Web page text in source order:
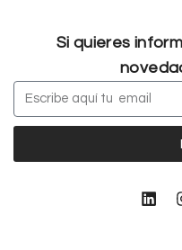
Si quieres